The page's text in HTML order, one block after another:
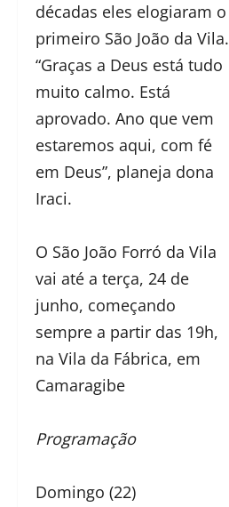
décadas eles elogiaram o
primeiro São João da Vila.
“Graças a Deus está tudo
muito calmo. Está
aprovado. Ano que vem
estaremos aqui, com fé
em Deus”, planeja dona
Iraci.
O São João Forró da Vila
vai até a terça, 24 de
junho, começando
sempre a partir das 19h,
na Vila da Fábrica, em
Camaragibe
Programação
Domingo (22)